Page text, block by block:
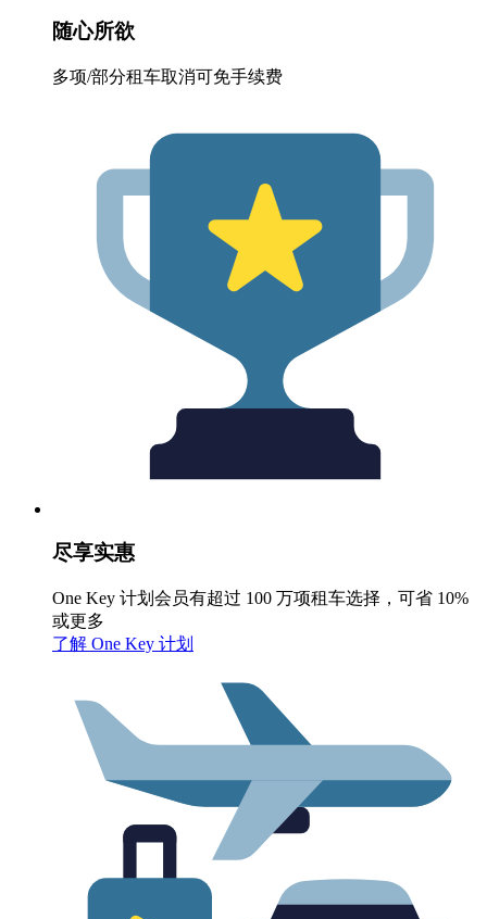
随心所欲
多项/部分租车取消可免手续费
尽享实惠
One Key 计划会员有超过 100 万项租车选择，可省 10%
或更多
了解 One Key 计划